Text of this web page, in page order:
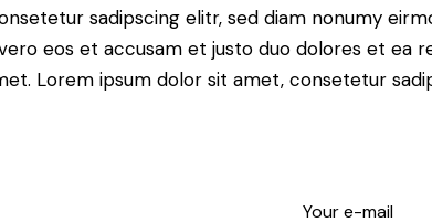
sadipscing elitr, sed diam nonumy
eos et accusam et justo duo dolores et ea
Lorem ipsum dolor sit amet, consetetur